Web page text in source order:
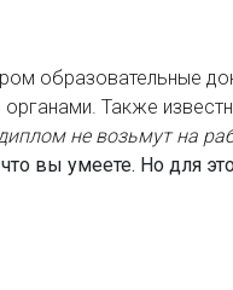
образовательные
органами. Также
не возьмут на
вы умеете. Но для